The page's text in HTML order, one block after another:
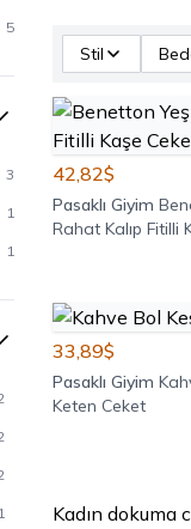
5
3
1
1
1
Stil
42,82$
Pasaklı Giyim
Rahat Kalıp Fitilli
33,89$
Pasaklı Giyim
Keten Ceket
Kadın dokuma